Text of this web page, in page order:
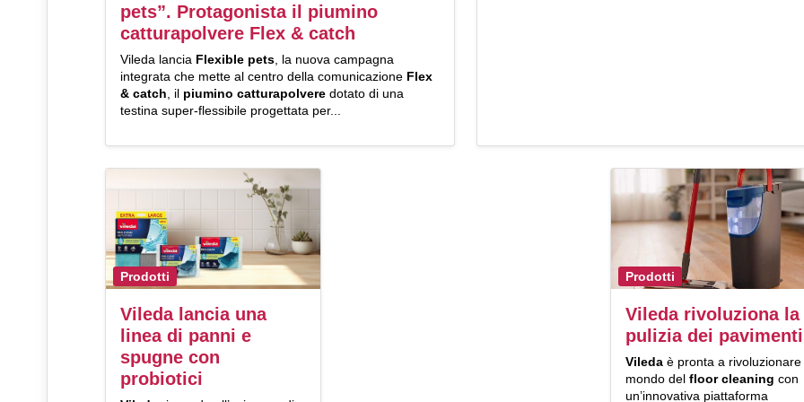
pets”. Protagonista il piumino
catturapolvere Flex & catch
Vileda lancia Flexible pets, la nuova campagna
integrata che mette al centro della comunicazione Flex
& catch, il piumino catturapolvere dotato di una
testina super-flessibile progettata per...
Prodotti
Vileda lancia una
linea di panni e
spugne con
probiotici
Prodotti
Vileda rivoluziona la
pulizia dei pavimenti
Viledaè pronta a rivoluzionare
mondo del floor cleaning con
un’innovativa piattaforma